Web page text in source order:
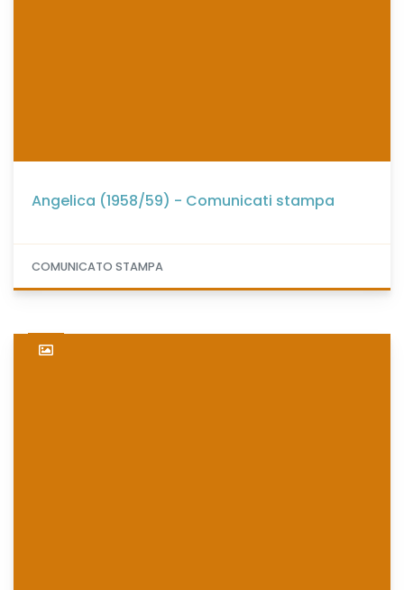
Angelica (1958/59) - Comunicati stampa
COMUNICATO STAMPA